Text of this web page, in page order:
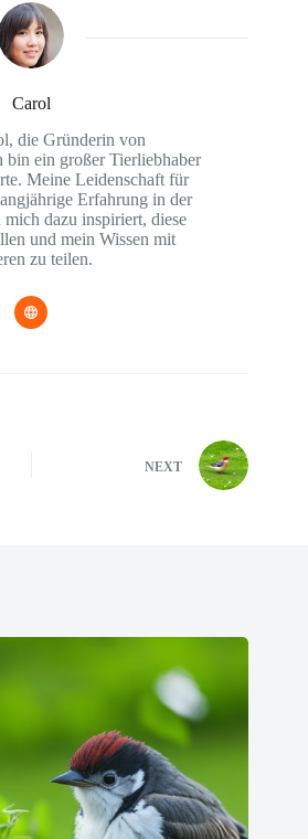
Carol
die Gründerin von
bin ein großer Tierliebhaber
Meine Leidenschaft für
Erfahrung in der
dazu inspiriert, diese
und mein Wissen mit
zu teilen.
NEXT